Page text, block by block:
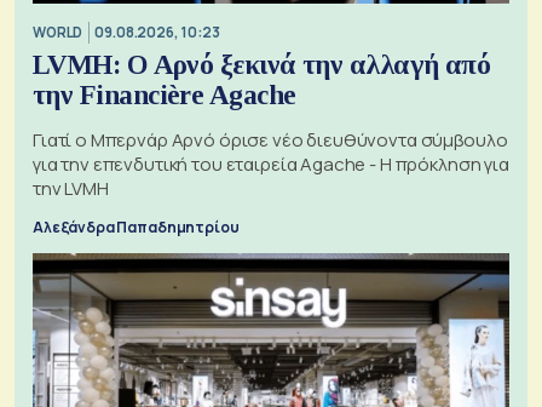
WORLD 09.08.2026, 10:23
LVMH: Ο Αρνό ξεκινά την αλλαγή από
την Financière Agache
Γιατί ο Μπερνάρ Αρνό όρισε νέο διευθύνοντα σύμβουλο
για την επενδυτική του εταιρεία Agache - Η πρόκληση για
την LVMH
Αλεξάνδρα Παπαδημητρίου